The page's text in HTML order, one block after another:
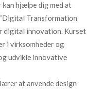
hjælpe dig med at
Transformation
digital innovation. Kurset
i virksomheder og
udvikle innovative
at anvende design